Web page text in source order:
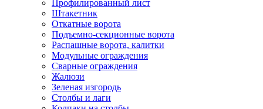
Профилированный лист
Штакетник
Откатные ворота
Подъемно-секционные ворота
Распашные ворота, калитки
Модульные ограждения
Сварные ограждения
Жалюзи
Зеленая изгородь
Столбы и лаги